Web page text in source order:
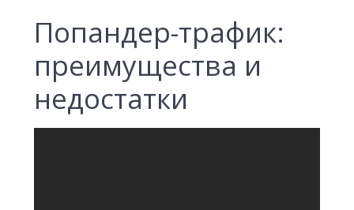
Попандер-трафик:
преимущества и
недостатки